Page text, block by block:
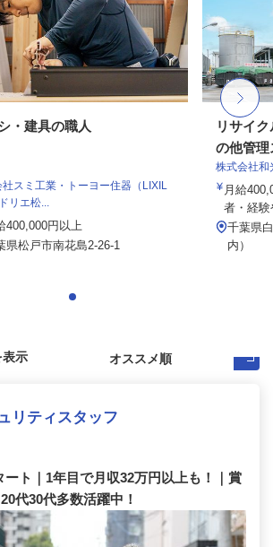
・建具の職人
スミ工業・トーヨー住器（LIXIL
リエ松...
400,000円以上
県松戸市南花島2-26-1
リサイ
の他管理
株式会社和
月給
者・経
千葉県
内）
表示
リティスタッフ
ート｜1年目で月収32万円以上も！｜賞
代30代多数活躍中！